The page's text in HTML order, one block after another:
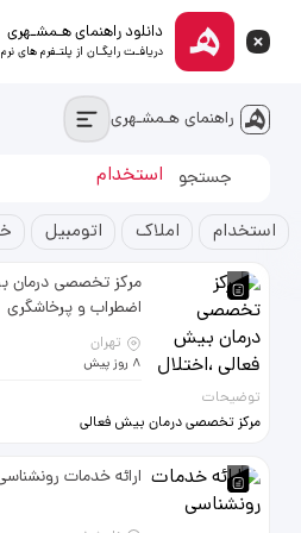
دانلود راهنمای هـمشـهری
دریافـت رایگـان از پلتـفرم های نرم
راهنمای هـمشـهری
استخدام
استخدام املاک اتومبیل
مرکز تخصصی درمان
اضطراب و پرخاشگری
تهران
8 روز پیش
توضیحات
مرکز تخصصی درمان بیش فعالی
کودکان 09925413238
ارائه خدمات